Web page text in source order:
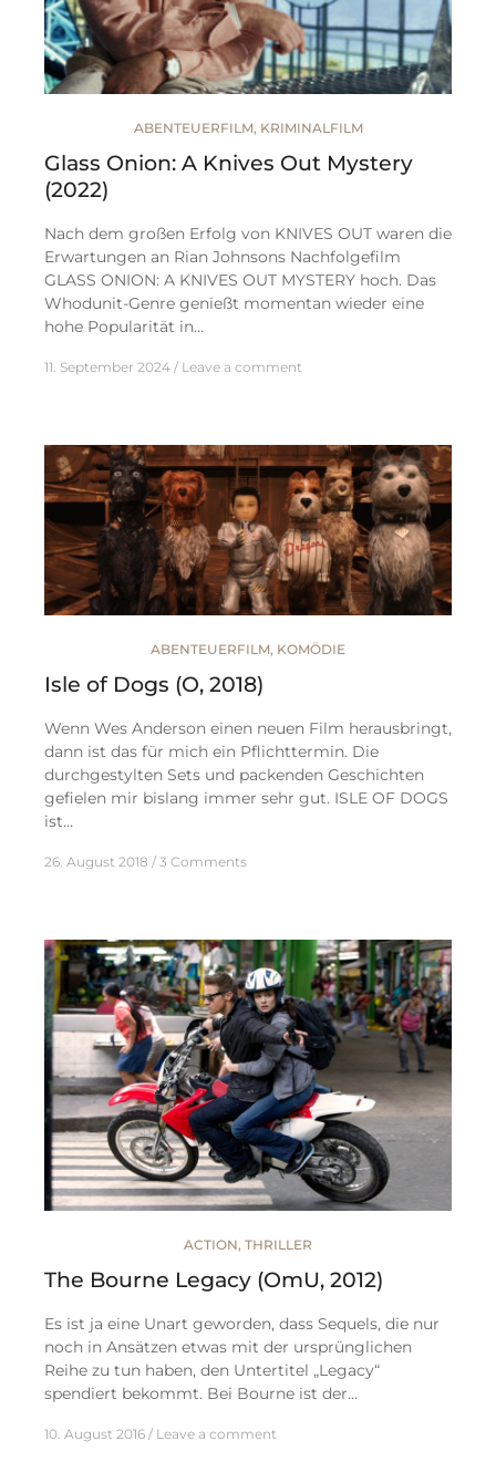
ABENTEUERFILM, KRIMINALFILM
Glass Onion: A Knives Out Mystery
(2022)
Nach dem großen Erfolg von KNIVES OUT waren die
Erwartungen an Rian Johnsons Nachfolgefilm
GLASS ONION: A KNIVES OUT MYSTERY hoch. Das
Whodunit-Genre genießt momentan wieder eine
hohe Popularität in…
11. September 2024 Leave a comment
ABENTEUERFILM, KOMÖDIE
Isle of Dogs (O, 2018)
Wenn Wes Anderson einen neuen Film herausbringt,
dann ist das für mich ein Pflichttermin. Die
durchgestylten Sets und packenden Geschichten
gefielen mir bislang immer sehr gut. ISLE OF DOGS
ist…
26. August 2018 3 Comments
ACTION, THRILLER
The Bourne Legacy (OmU, 2012)
Es ist ja eine Unart geworden, dass Sequels, die nur
noch in Ansätzen etwas mit der ursprünglichen
Reihe zu tun haben, den Untertitel „Legacy“
spendiert bekommt. Bei Bourne ist der…
10. August 2016 Leave a comment